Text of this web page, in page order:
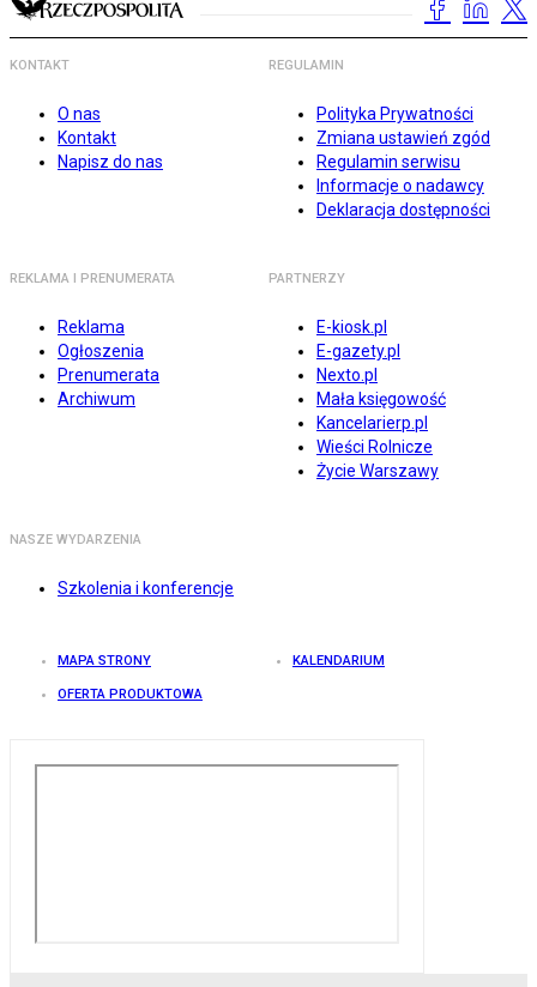
KONTAKT
O nas
Kontakt
Napisz do nas
REGULAMIN
Polityka Prywatności
Zmiana ustawień zgód
Regulamin serwisu
Informacje o nadawcy
Deklaracja dostępności
REKLAMA I PRENUMERATA
Reklama
Ogłoszenia
Prenumerata
Archiwum
PARTNERZY
E-kiosk.pl
E-gazety.pl
Nexto.pl
Mała księgowość
Kancelarierp.pl
Wieści Rolnicze
Życie Warszawy
NASZE WYDARZENIA
Szkolenia i konferencje
MAPA STRONY KALENDARIUM
OFERTA PRODUKTOWA